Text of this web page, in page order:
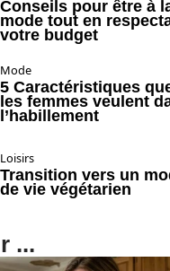
Conseils pour être à
mode tout en
votre budget
Mode
5 Caractéristiques
les femmes veulent
l’habillement
Loisirs
Transition vers un
de vie végétarien
...